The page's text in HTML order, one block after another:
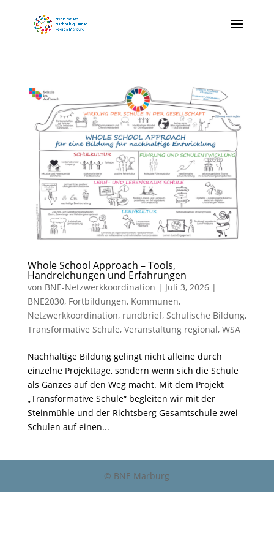
Whole School Approach – Tools,
Handreichungen und Erfahrungen
von BNE-Netzwerkkoordination | Juli 3, 2026|
BNE2030, Fortbildungen, Kommunen,
Netzwerkkoordination, rundbrief, Schulische Bildung,
Transformative Schule, Veranstaltung regional, WSA
Nachhaltige Bildung gelingt nicht alleine durch
einzelne Projekttage, sondern wenn sich die Schule
als Ganzes auf den Weg macht. Mit dem Projekt
„Transformative Schule“ begleiten wir mit der
Steinmühle und der Richtsberg Gesamtschule zwei
Schulen auf einen...
© BNE Marburg